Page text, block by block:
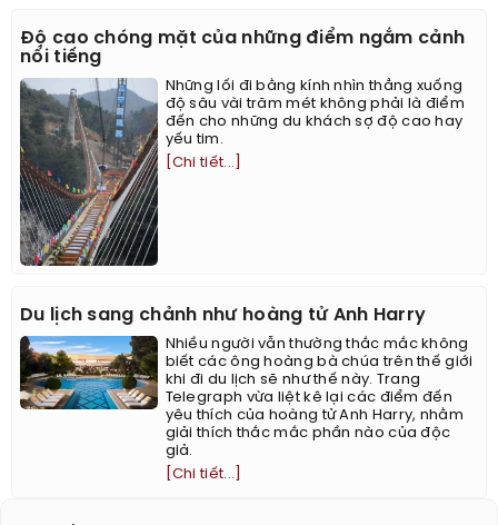
Độ cao chóng mặt của những điểm ngắm cảnh
nổi tiếng
Những lối đi bằng kính nhìn thẳng xuống
độ sâu vài trăm mét không phải là điểm
đến cho những du khách sợ độ cao hay
yếu tim.
[Chi tiết...]
Du lịch sang chảnh như hoàng tử Anh Harry
Nhiều người vẫn thường thắc mắc không
biết các ông hoàng bà chúa trên thế giới
khi đi du lịch sẽ như thế này. Trang
Telegraph vừa liệt kê lại các điểm đến
yêu thích của hoàng tử Anh Harry, nhằm
giải thích thắc mắc phần nào của độc
giả.
[Chi tiết...]